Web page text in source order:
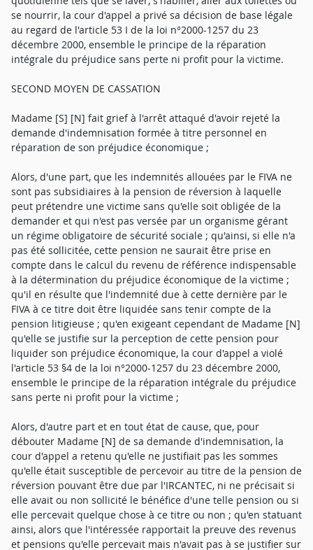
se nourrir, la cour d'appel a privé sa décision de base légale
au regard de l'article 53 I de la loi n°2000-1257 du 23
décembre 2000, ensemble le principe de la réparation
intégrale du préjudice sans perte ni profit pour la victime.
SECOND MOYEN DE CASSATION
Madame [S] [N] fait grief à l'arrêt attaqué d'avoir rejeté la
demande d'indemnisation formée à titre personnel en
réparation de son préjudice économique ;
Alors, d'une part, que les indemnités allouées par le FIVA ne
sont pas subsidiaires à la pension de réversion à laquelle
peut prétendre une victime sans qu'elle soit obligée de la
demander et qui n'est pas versée par un organisme gérant
un régime obligatoire de sécurité sociale ; qu'ainsi, si elle n'a
pas été sollicitée, cette pension ne saurait être prise en
compte dans le calcul du revenu de référence indispensable
à la détermination du préjudice économique de la victime ;
qu'il en résulte que l'indemnité due à cette dernière par le
FIVA à ce titre doit être liquidée sans tenir compte de la
pension litigieuse ; qu'en exigeant cependant de Madame [N]
qu'elle se justifie sur la perception de cette pension pour
liquider son préjudice économique, la cour d'appel a violé
l'article 53 §4 de la loi n°2000-1257 du 23 décembre 2000,
ensemble le principe de la réparation intégrale du préjudice
sans perte ni profit pour la victime ;
Alors, d'autre part et en tout état de cause, que, pour
débouter Madame [N] de sa demande d'indemnisation, la
cour d'appel a retenu qu'elle ne justifiait pas les sommes
qu'elle était susceptible de percevoir au titre de la pension de
réversion pouvant être due par l'IRCANTEC, ni ne précisait si
elle avait ou non sollicité le bénéfice d'une telle pension ou si
elle percevait quelque chose à ce titre ou non ; qu'en statuant
ainsi, alors que l'intéressée rapportait la preuve des revenus
et pensions qu'elle percevait mais n'avait pas à se justifier sur